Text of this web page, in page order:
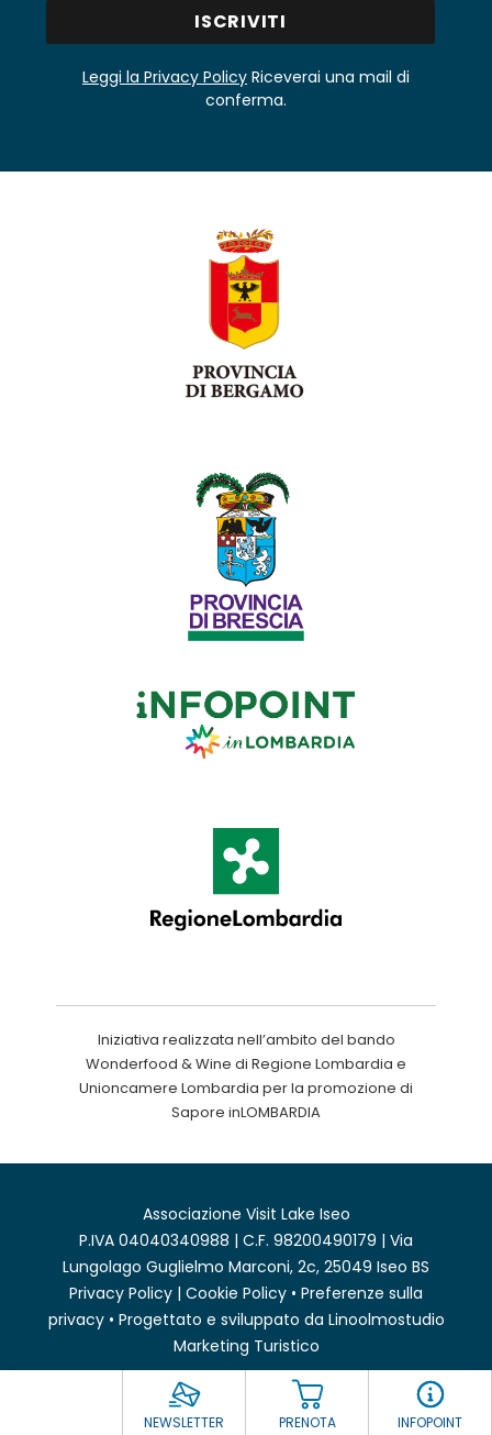
NEWSLETTER PRENOTA INFOPOINT
Leggi la Privacy Policy Riceverai una mail di
conferma.
Iniziativa realizzata nell’ambito del bando
Wonderfood & Wine di Regione Lombardia e
Unioncamere Lombardia per la promozione di
Sapore inLOMBARDIA
Associazione Visit Lake Iseo
P.IVA 04040340988 | C.F. 98200490179 | Via
Lungolago Guglielmo Marconi, 2c, 25049 Iseo BS
Privacy Policy | Cookie Policy • Preferenze sulla
privacy• Progettato e sviluppato da Linoolmostudio
Marketing Turistico